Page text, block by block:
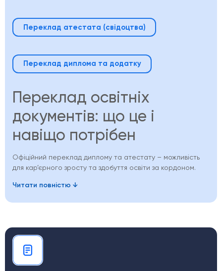
Переклад атестата (свідоцтва)
Переклад диплома та додатку
Переклад освітніх
документів: що це і
навіщо потрібен
Офіційний переклад диплому та атестату – можливість
для кар’єрного зросту та здобуття освіти за кордоном.
Читати повністю